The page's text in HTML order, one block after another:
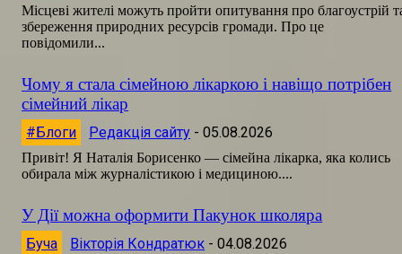
Місцеві жителі можуть пройти опитування про благоустрій
збереження природних ресурсів громади. Про це
повідомили...
Чому я стала сімейною лікаркою і навіщо потрібен
сімейний лікар
#Блоги Редакція сайту - 05.08.2026
Привіт! Я Наталія Борисенко — сімейна лікарка, яка колись
обирала між журналістикою і медициною....
У Дії можна оформити Пакунок школяра
Буча Вікторія Кондратюк - 04.08.2026